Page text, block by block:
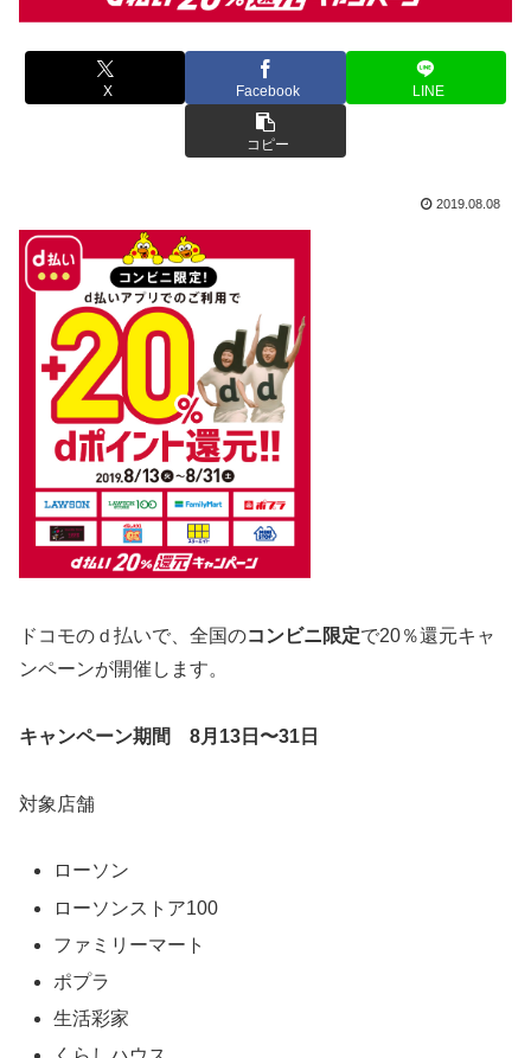
X Facebook LINE
コピー
2019.08.08
ドコモのｄ払いで、全国のコンビニ限定で20％還元キャ
ンペーンが開催します。
キャンペーン期間 8月13日〜31日
対象店舗
ローソン
ローソンストア100
ファミリーマート
ポプラ
生活彩家